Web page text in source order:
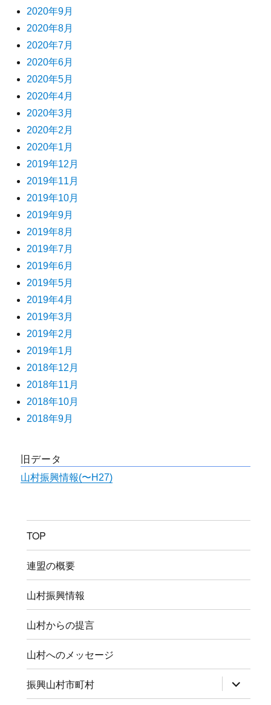
2020年9月
2020年8月
2020年7月
2020年6月
2020年5月
2020年4月
2020年3月
2020年2月
2020年1月
2019年12月
2019年11月
2019年10月
2019年9月
2019年8月
2019年7月
2019年6月
2019年5月
2019年4月
2019年3月
2019年2月
2019年1月
2018年12月
2018年11月
2018年10月
2018年9月
旧データ
山村振興情報(〜H27)
TOP
連盟の概要
山村振興情報
山村からの提言
山村へのメッセージ
振興山村市町村 サ
ブ
メ